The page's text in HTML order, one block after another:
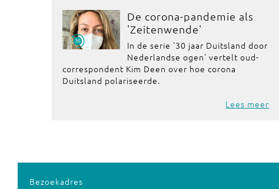
De corona-pandemie als
'Zeitenwende'
In de serie '30 jaar Duitsland door
Nederlandse ogen' vertelt oud-
correspondent Kim Deen over hoe corona
Duitsland polariseerde.
Lees meer
Bezoekadres